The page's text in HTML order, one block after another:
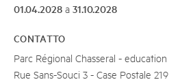
01.04.2028 a 31.10.2028
CONTATTO
Parc Régional Chasseral - education
Rue Sans-Souci 3 - Case Postale 219